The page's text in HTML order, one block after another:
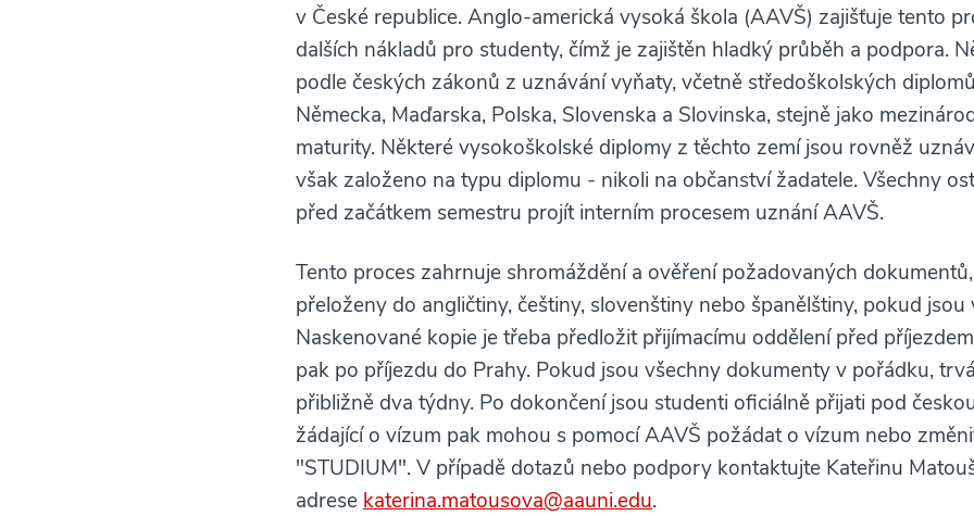
v České republice. Anglo-americká vysoká škola (AAVŠ) zajišťuje tento
dalších nákladů pro studenty, čímž je zajištěn hladký průběh a podpora.
podle českých zákonů z uznávání vyňaty, včetně středoškolských
Německa, Maďarska, Polska, Slovenska a Slovinska, stejně jako
maturity. Některé vysokoškolské diplomy z těchto zemí jsou rovněž
však založeno na typu diplomu - nikoli na občanství žadatele. Všechny
před začátkem semestru projít interním procesem uznání AAVŠ.
Tento proces zahrnuje shromáždění a ověření požadovaných
přeloženy do angličtiny, češtiny, slovenštiny nebo španělštiny, pokud jsou
Naskenované kopie je třeba předložit přijímacímu oddělení před
pak po příjezdu do Prahy. Pokud jsou všechny dokumenty v pořádku,
přibližně dva týdny. Po dokončení jsou studenti oficiálně přijati pod
žádající o vízum pak mohou s pomocí AAVŠ požádat o vízum nebo
"STUDIUM". V případě dotazů nebo podpory kontaktujte Kateřinu
adrese katerina.matousova@aauni.edu.